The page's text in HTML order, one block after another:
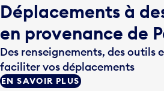
Déplacements à
en provenance de
Des renseignements, des outils
faciliter vos déplacements
EN SAVOIR PLUS